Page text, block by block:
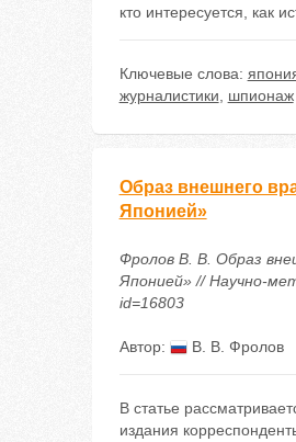
кто интересуется, как
Ключевые слова:
журналистики
шпионаж
Образ внешнего
Японией»
Фролов В. В. Образ
Японией» // Научно-
id=16803
Автор: В. В. Фролов
В статье
издания